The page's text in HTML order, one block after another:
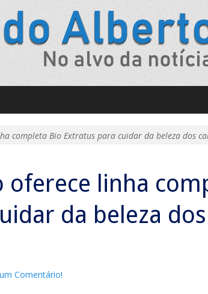
completa Bio Extratus para cuidar da beleza dos
oferece linha
da beleza dos
Comentário!